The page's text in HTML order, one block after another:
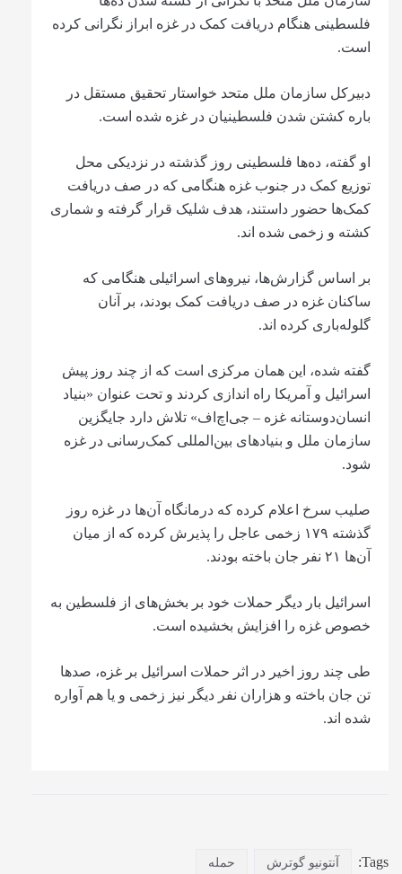
فلسطینی هنگام دریافت کمک در غزه ابراز نگرانی کرده
است.
دبیرکل سازمان ملل متحد خواستار تحقیق مستقل در
باره کشتن شدن فلسطینیان در غزه شده است.
او گفته، ده‌ها فلسطینی روز گذشته در نزدیکی محل
توزیع کمک در جنوب غزه هنگامی که در صف دریافت
کمک‌ها حضور داستند، هدف شلیک قرار گرفته و شماری
کشته و زخمی شده اند.
بر اساس گزارش‌ها، نیروهای اسرائیلی هنگامی که
ساکنان غزه در صف دریافت کمک بودند، بر آنان
گلوله‌باری کرده اند.
گفته شده، این همان مرکزی است که از چند روز پیش
اسرائیل و آمریکا راه اندازی کردند و تحت عنوان «بنیاد
انسان‌دوستانه غزه – جی‌اچ‌اف» تلاش دارد جایگزین
سازمان ملل و بنیادهای بین‌المللی کمک‌رسانی در غزه
شود.
صلیب سرخ اعلام کرده که درمانگاه آن‌ها در غزه روز
گذشته ۱۷۹ زخمی عاجل را پذیرش کرده‌ که از میان
آن‌ها ۲۱ نفر جان باخته بودند.
اسرائیل بار دیگر حملات خود بر بخش‌های از فلسطین به
خصوص غزه را افزایش بخشیده است.
طی چند روز اخیر در اثر حملات اسرائیل بر غزه، صدها
تن جان باخته و هزاران نفر دیگر نیز زخمی و یا هم آواره
شده اند.
Tags: آنتونیو گوترش حمله